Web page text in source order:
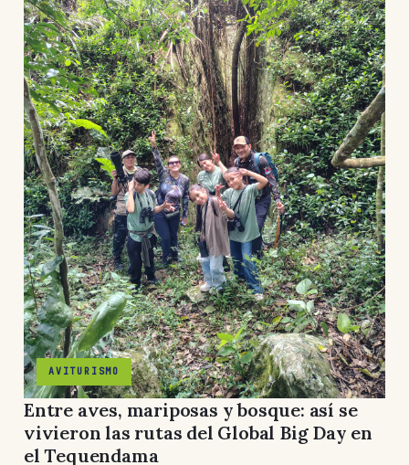
AVITURISMO
Entre aves, mariposas y bosque: así se
vivieron las rutas del Global Big Day en
el Tequendama